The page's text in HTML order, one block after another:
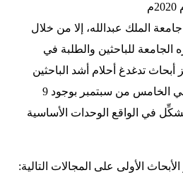
الملك عبدالله، إلا من خلال
الجامعة للباحثين والطلبة في
تدغدغ أحلام أشد الباحثين
طموحاً. انطلقت الدراسة في الخامس من سبتمبر بوجود 9
في الواقع الوحدات الأساسية
الأولى على المجالات التالية: